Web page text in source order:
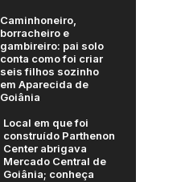
Caminhoneiro,
borracheiro e
gambireiro: pai solo
conta como foi criar
seis filhos sozinho
em Aparecida de
Goiânia
Local em que foi
construído Parthenon
Center abrigava
Mercado Central de
Goiânia; conheça